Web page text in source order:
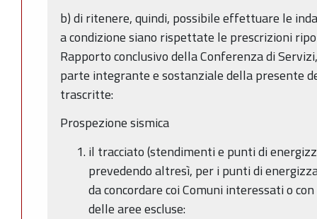
b) di ritenere, quindi, possibile effettuare le
a condizione siano rispettate le prescrizioni
Rapporto conclusivo della Conferenza di
parte integrante e sostanziale della presente
trascritte:
Prospezione sismica
il tracciato (stendimenti e punti di
prevedendo altresì, per i punti di
da concordare coi Comuni interessati o
delle aree escluse: